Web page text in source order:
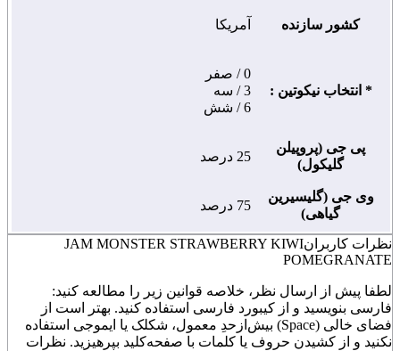
کشور سازنده آمریکا
* انتخاب نیکوتین :
0 / صفر
3 / سه
6 / شش
پی جی (پروپیلن
گلیکول)
25 درصد
وی جی (گلیسیرین
گیاهی)
75 درصد
نظرات کاربرانJAM MONSTER STRAWBERRY KIWI
POMEGRANATE
لطفا پیش از ارسال نظر، خلاصه قوانین زیر را مطالعه کنید:
فارسی بنویسید و از کیبورد فارسی استفاده کنید. بهتر است از
فضای خالی (Space) بیش‌از‌حدِ معمول، شکلک یا ایموجی استفاده
نکنید و از کشیدن حروف یا کلمات با صفحه‌کلید بپرهیزید. نظرات